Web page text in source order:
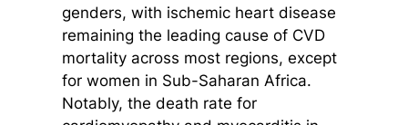
genders, with ischemic heart disease
remaining the leading cause of CVD
mortality across most regions, except
for women in Sub-Saharan Africa.
Notably, the death rate for